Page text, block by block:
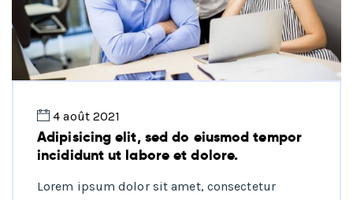
4 août 2021
Adipisicing elit, sed do eiusmod tempor
incididunt ut labore et dolore.
Lorem ipsum dolor sit amet, consectetur